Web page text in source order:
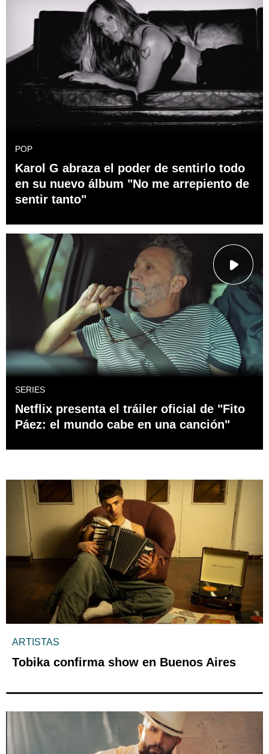
POP
Karol G abraza el poder de sentirlo todo
en su nuevo álbum "No me arrepiento de
sentir tanto"
SERIES
Netflix presenta el tráiler oficial de "Fito
Páez: el mundo cabe en una canción"
ARTISTAS
Tobika confirma show en Buenos Aires